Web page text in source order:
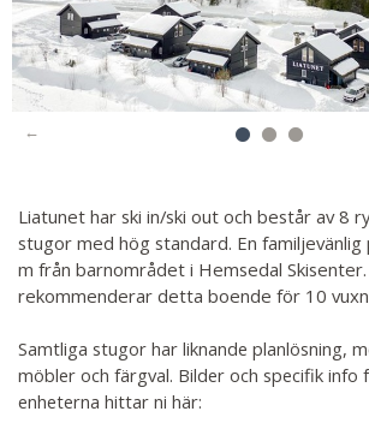
Liatunet har ski in/ski out och består av 8
stugor med hög standard. En
m från barnområdet i Hemsedal Skisenter.
rekommenderar detta boende för 10
Samtliga stugor har liknande planlösning,
möbler och färgval. Bilder och specifik info
enheterna hittar ni här: